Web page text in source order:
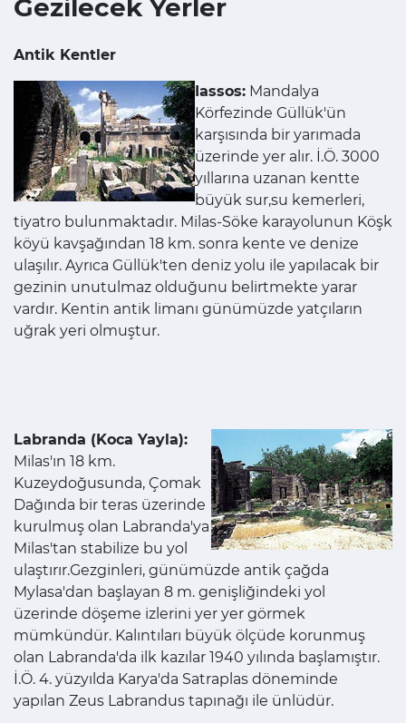
Gezilecek Yerler
Antik Kentler
Iassos: Mandalya
Körfezinde Güllük'ün
karşısında bir yarımada
üzerinde yer alır. İ.Ö. 3000
yıllarına uzanan kentte
büyük sur,su kemerleri,
tiyatro bulunmaktadır. Milas-Söke karayolunun Köşk
köyü kavşağından 18 km. sonra kente ve denize
ulaşılır. Ayrıca Güllük'ten deniz yolu ile yapılacak bir
gezinin unutulmaz olduğunu belirtmekte yarar
vardır. Kentin antik limanı günümüzde yatçıların
uğrak yeri olmuştur.
Labranda (Koca Yayla):
Milas'ın 18 km.
Kuzeydoğusunda, Çomak
Dağında bir teras üzerinde
kurulmuş olan Labranda'ya
Milas'tan stabilize bu yol
ulaştırır.Gezginleri, günümüzde antik çağda
Mylasa'dan başlayan 8 m. genişliğindeki yol
üzerinde döşeme izlerini yer yer görmek
mümkündür. Kalıntıları büyük ölçüde korunmuş
olan Labranda'da ilk kazılar 1940 yılında başlamıştır.
İ.Ö. 4. yüzyılda Karya'da Satraplas döneminde
yapılan Zeus Labrandus tapınağı ile ünlüdür.